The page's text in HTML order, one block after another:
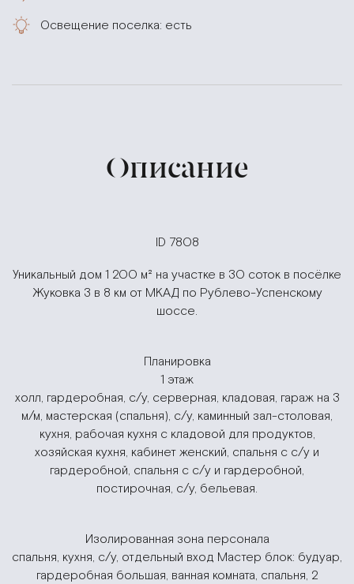
Освещение поселка: есть
Описание
ID 7808
Уникальный дом 1 200 м² на участке в 30 соток в посёлке
Жуковка 3 в 8 км от МКАД по Рублево-Успенскому
шоссе.
Планировка
1 этаж
холл, гардеробная, с/у, серверная, кладовая, гараж на 3
м/м, мастерская (спальня), с/у, каминный зал-столовая,
кухня, рабочая кухня с кладовой для продуктов,
хозяйская кухня, кабинет женский, спальня с с/у и
гардеробной, спальня с с/у и гардеробной,
постирочная, с/у, бельевая.
Изолированная зона персонала
спальня, кухня, с/у, отдельный вход Мастер блок: будуар,
гардеробная большая, ванная комната, спальня, 2